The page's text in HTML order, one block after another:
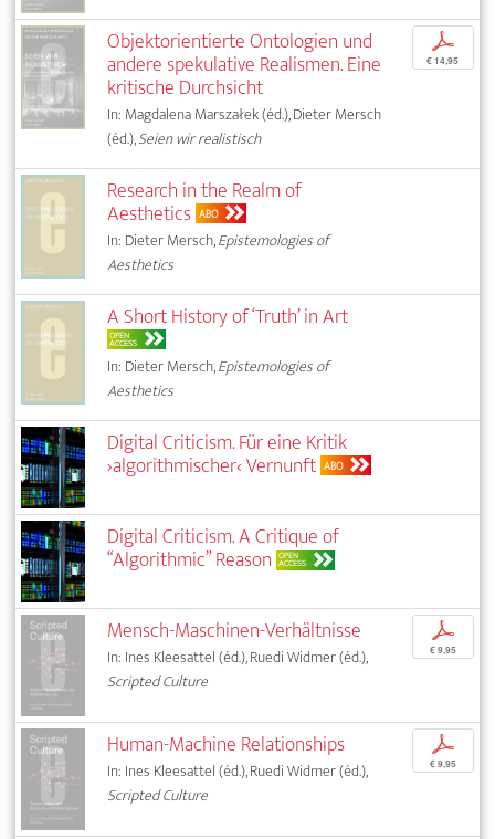
Objektorientierte Ontologien und
andere spekulative Realismen. Eine
kritische Durchsicht
In: Magdalena Marszałek (éd.), Dieter Mersch
(éd.),Seien wir realistisch
p
€ 14,95
Research in the Realm of
Aesthetics ABO
In: Dieter Mersch,Epistemologies of
Aesthetics
A Short History of ‘Truth’ in Art
OPEN
ACCESS
In: Dieter Mersch,Epistemologies of
Aesthetics
Digital Criticism. Für eine Kritik
›algorithmischer‹ Vernunft ABO
Digital Criticism. A Critique of
“Algorithmic” Reason OPEN
ACCESS
Mensch-Maschinen-Verhältnisse
In: Ines Kleesattel (éd.), Ruedi Widmer (éd.),
Scripted Culture
p
€ 9,95
Human-Machine Relationships
In: Ines Kleesattel (éd.), Ruedi Widmer (éd.),
Scripted Culture
p
€ 9,95